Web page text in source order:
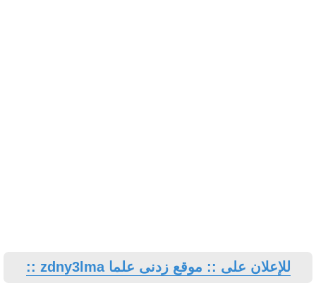
للإعلان على :: موقع زدنى علما zdny3lma ::